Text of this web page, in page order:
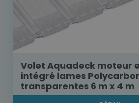
Volet Aquadeck moteur
intégré lames
transparentes 6 m x 4 m